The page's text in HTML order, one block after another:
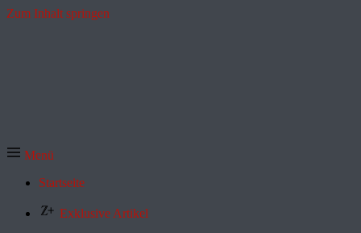
Zum Inhalt springen
Menü
Startseite
Exklusive Artikel